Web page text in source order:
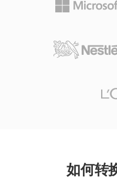
如何转